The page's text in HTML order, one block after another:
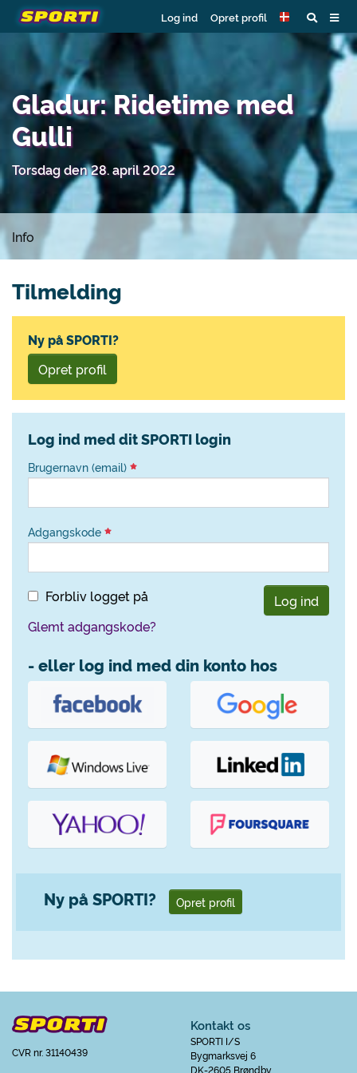
Log ind Opret profil
Gladur: Ridetime med
Gulli
Torsdag den 28. april 2022
Info
Tilmelding
Ny på SPORTI?
Opret profil
Log ind med dit SPORTI login
Brugernavn (email)
Adgangskode
Forbliv logget på
Log ind
Glemt adgangskode?
- eller log ind med din konto hos
Ny på SPORTI? Opret profil
CVR nr. 31140439
Kontakt os
SPORTI I/S
Bygmarksvej 6
DK-2605 Brøndby